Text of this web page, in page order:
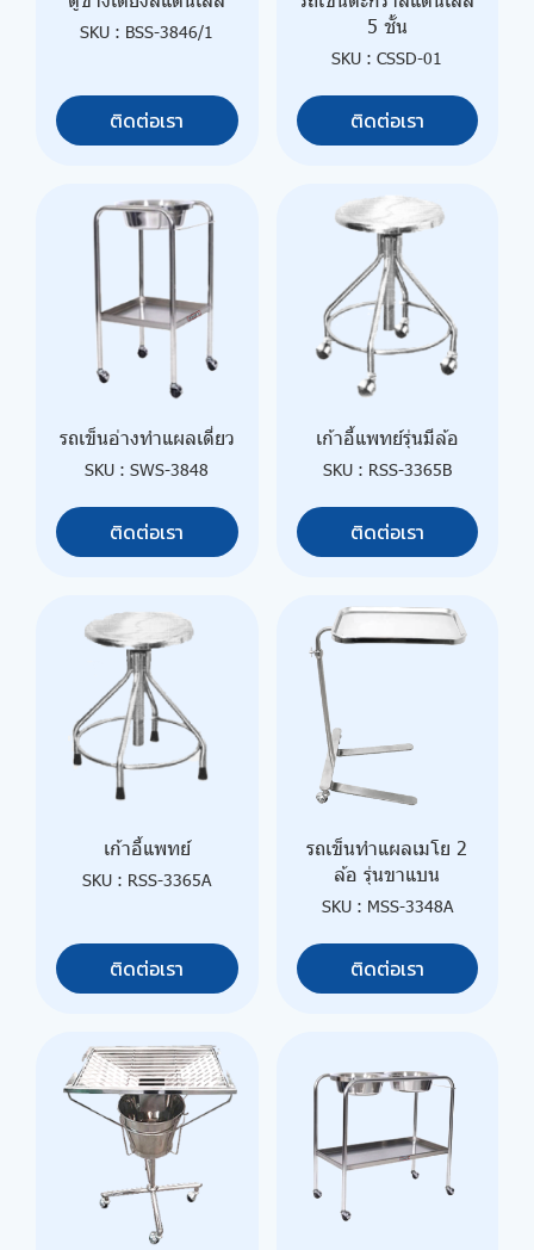
SKU : BSS-3846/1
ติดต่อเรา
5 ชั้น
SKU : CSSD-01
ติดต่อเรา
รถเข็นอ่างทำแผลเดี่ยว
SKU : SWS-3848
ติดต่อเรา
เก้าอี้แพทย์รุ่นมีล้อ
SKU : RSS-3365B
ติดต่อเรา
เก้าอี้แพทย์
SKU : RSS-3365A
ติดต่อเรา
รถเข็นทำแผลเมโย 2
ล้อ รุ่นขาแบน
SKU : MSS-3348A
ติดต่อเรา